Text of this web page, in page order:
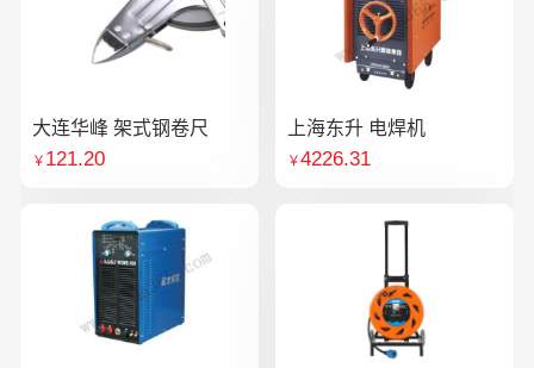
大连华峰 架式钢卷尺
￥ 121.20
上海东升 电焊机
￥4226.31